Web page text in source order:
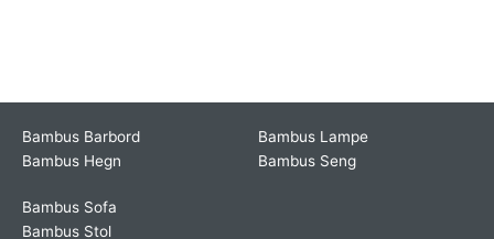
Bambus Barbord
Bambus Hegn
Bambus Lampe
Bambus Seng
Bambus Sofa
Bambus Stol